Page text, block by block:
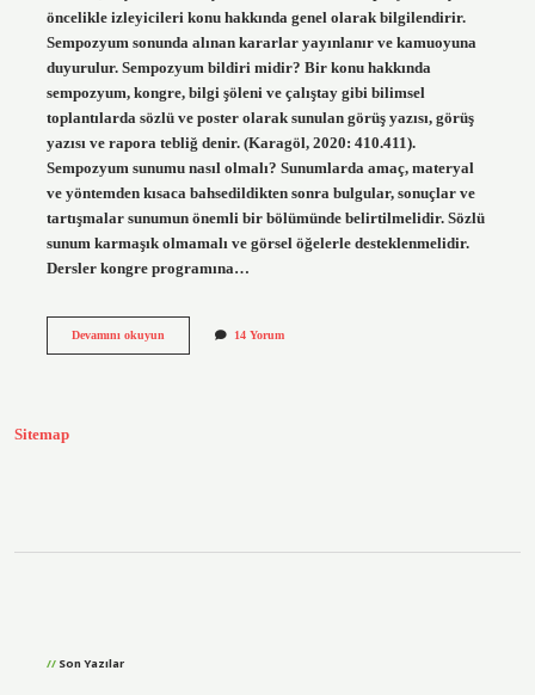
öncelikle izleyicileri konu hakkında genel olarak bilgilendirir.
Sempozyum sonunda alınan kararlar yayınlanır ve kamuoyuna
duyurulur. Sempozyum bildiri midir? Bir konu hakkında
sempozyum, kongre, bilgi şöleni ve çalıştay gibi bilimsel
toplantılarda sözlü ve poster olarak sunulan görüş yazısı, görüş
yazısı ve rapora tebliğ denir. (Karagöl, 2020: 410.411).
Sempozyum sunumu nasıl olmalı? Sunumlarda amaç, materyal
ve yöntemden kısaca bahsedildikten sonra bulgular, sonuçlar ve
tartışmalar sunumun önemli bir bölümünde belirtilmelidir. Sözlü
sunum karmaşık olmamalı ve görsel öğelerle desteklenmelidir.
Dersler kongre programına…
Devamını okuyunSempozyumda14 Yorum
Sitemap
Son Yazılar